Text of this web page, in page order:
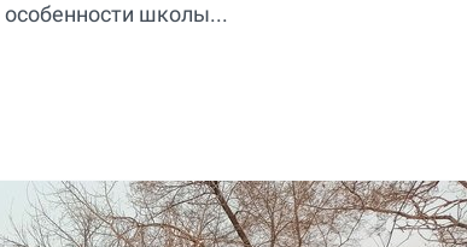
особенности школы...